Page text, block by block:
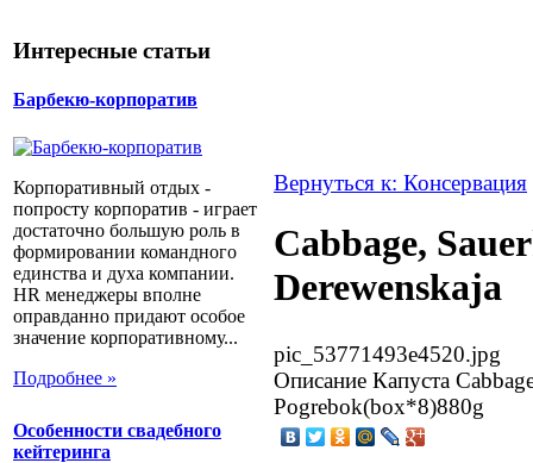
Интересные статьи
Барбекю-корпоратив
Корпоративный отдых -
попросту корпоратив - играет
достаточно большую роль в
формировании командного
единства и духа компании.
HR менеджеры вполне
оправданно придают особое
значение корпоративному...
Подробнее »
Особенности свадебного
кейтеринга
Вернуться к: Консервация
Cabbage,
Derewenskaja
pic_53771493e4520.jpg
Описание Капуста
Pogrebok(box*8)880g